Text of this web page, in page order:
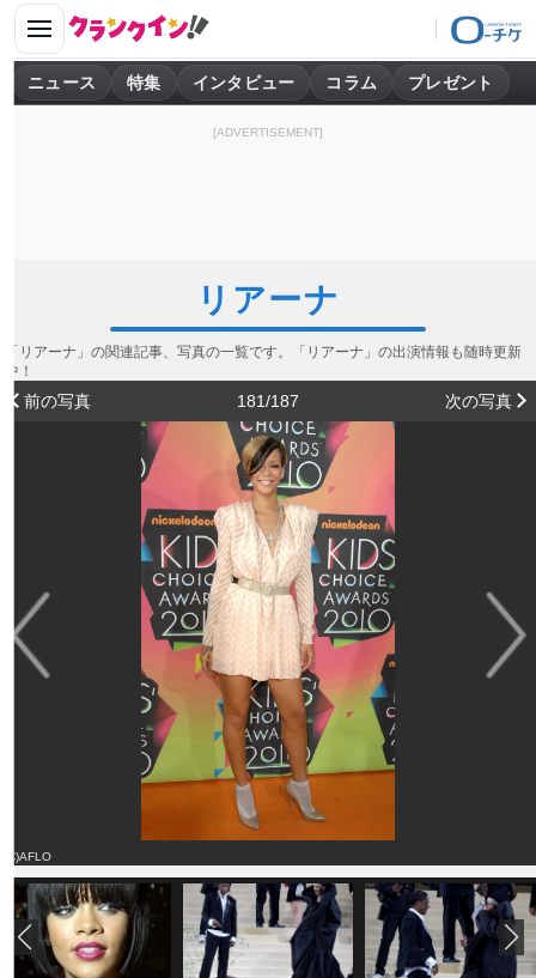
ニュース 特集 インタビュー コラム プレゼント
[ADVERTISEMENT]
リアーナ
「リアーナ」の関連記事、写真の一覧です。「リアーナ」の出演情報も随時更新
中！
前の写真 181/187 次の写真
(C)AFLO